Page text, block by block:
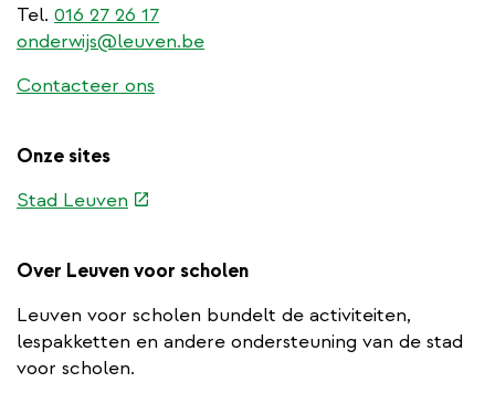
Tel. 016 27 26 17
onderwijs@leuven.be
Contacteer ons
Onze sites
Stad Leuven (externe
Over Leuven voor scholen
Leuven voor scholen bundelt de activiteiten,
lespakketten en andere ondersteuning van de stad
voor scholen.